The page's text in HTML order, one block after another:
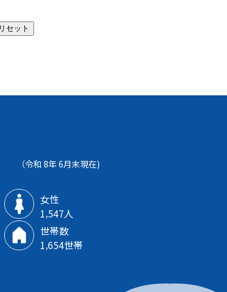
（令和 8年 6月末現在)
女性
1‚547人
世帯数
1‚654世帯